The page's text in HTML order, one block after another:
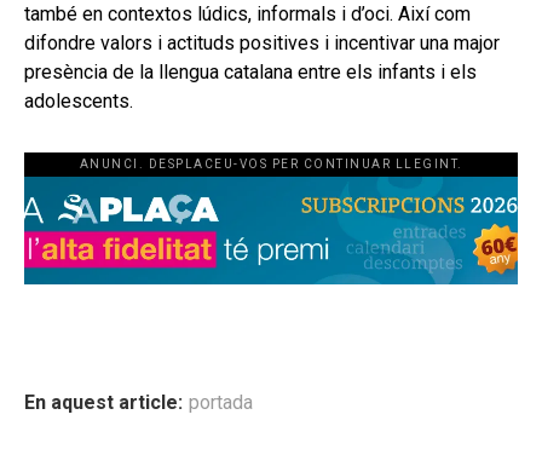
també en contextos lúdics, informals i d’oci. Així com
difondre valors i actituds positives i incentivar una major
presència de la llengua catalana entre els infants i els
adolescents.
ANUNCI. DESPLACEU-VOS PER CONTINUAR LLEGINT.
En aquest article: portada